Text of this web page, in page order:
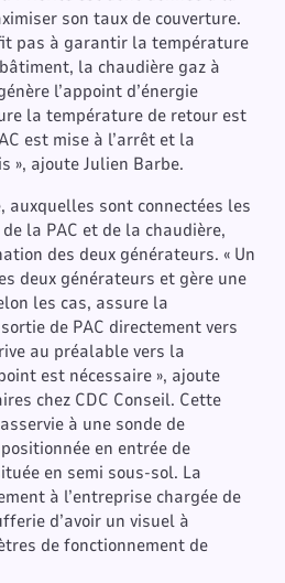
son taux de couverture.
pas à garantir la température
la chaudière gaz à
l’appoint d’énergie
la température de retour est
est mise à l’arrêt et la
», ajoute Julien Barbe.
auxquelles sont connectées les
la PAC et de la chaudière,
des deux générateurs. « Un
deux générateurs et gère une
les cas, assure la
de PAC directement vers
au préalable vers la
est nécessaire », ajoute
chez CDC Conseil. Cette
à une sonde de
en entrée de
en semi sous-sol. La
à l’entreprise chargée de
d’avoir un visuel à
de fonctionnement de